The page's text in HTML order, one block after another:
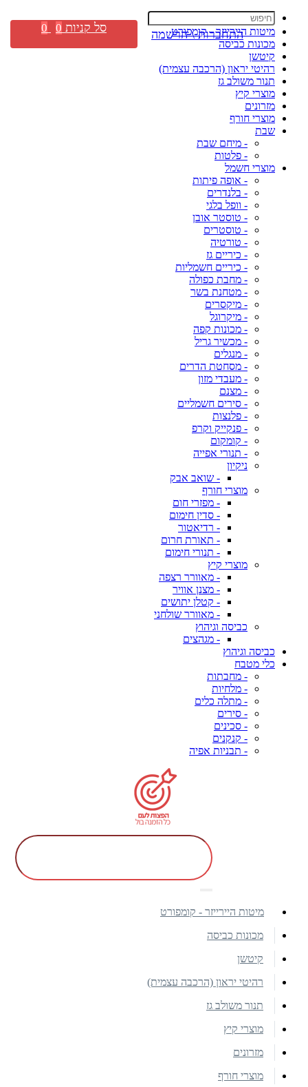
מיטות היירייזר - קומפורט
מכונות כביסה
קיטשן
רהיטי יראון (הרכבה עצמית)
תנור משולב גז
מוצרי קיץ
מזרונים
מוצרי חורף
שבת
- מיחם שבת
- פלטות
מוצרי חשמל
- אופה פיתות
- בלנדרים
- וופל בלגי
- טוסטר אובן
- טוסטרים
- טורטיה
- כיריים גז
- כיריים חשמליות
- מחבת כפולה
- מטחנת בשר
- מיקסרים
- מיקרוגל
- מכונות קפה
- מכשיר גריל
- מנגלים
- מסחטת הדרים
- מעבדי מזון
- מצנם
- סירים חשמליים
- פלנצות
- פנקייק וקרפ
- קומקום
- תנורי אפייה
ניקיון
- שואב אבק
מוצרי חורף
- מפזרי חום
- סדין חימום
- רדיאטור
- תאורת חרום
- תנורי חימום
מוצרי קיץ
- מאוורר רצפה
- מצנן אוויר
- קטלן יתושים
- מאוורר שולחני
כביסה וגיהוץ
- מגהצים
כביסה וגיהוץ
כלי מטבח
- מחבתות
- מלחיות
- מתלה כלים
- סירים
- סכינים
- קנקנים
- תבניות אפיה
התחברות \ הרשמה סל קניות 0
0
מיטות היירייזר - קומפורט
מכונות כביסה
קיטשן
רהיטי יראון (הרכבה עצמית)
תנור משולב גז
מוצרי קיץ
מזרונים
מוצרי חורף